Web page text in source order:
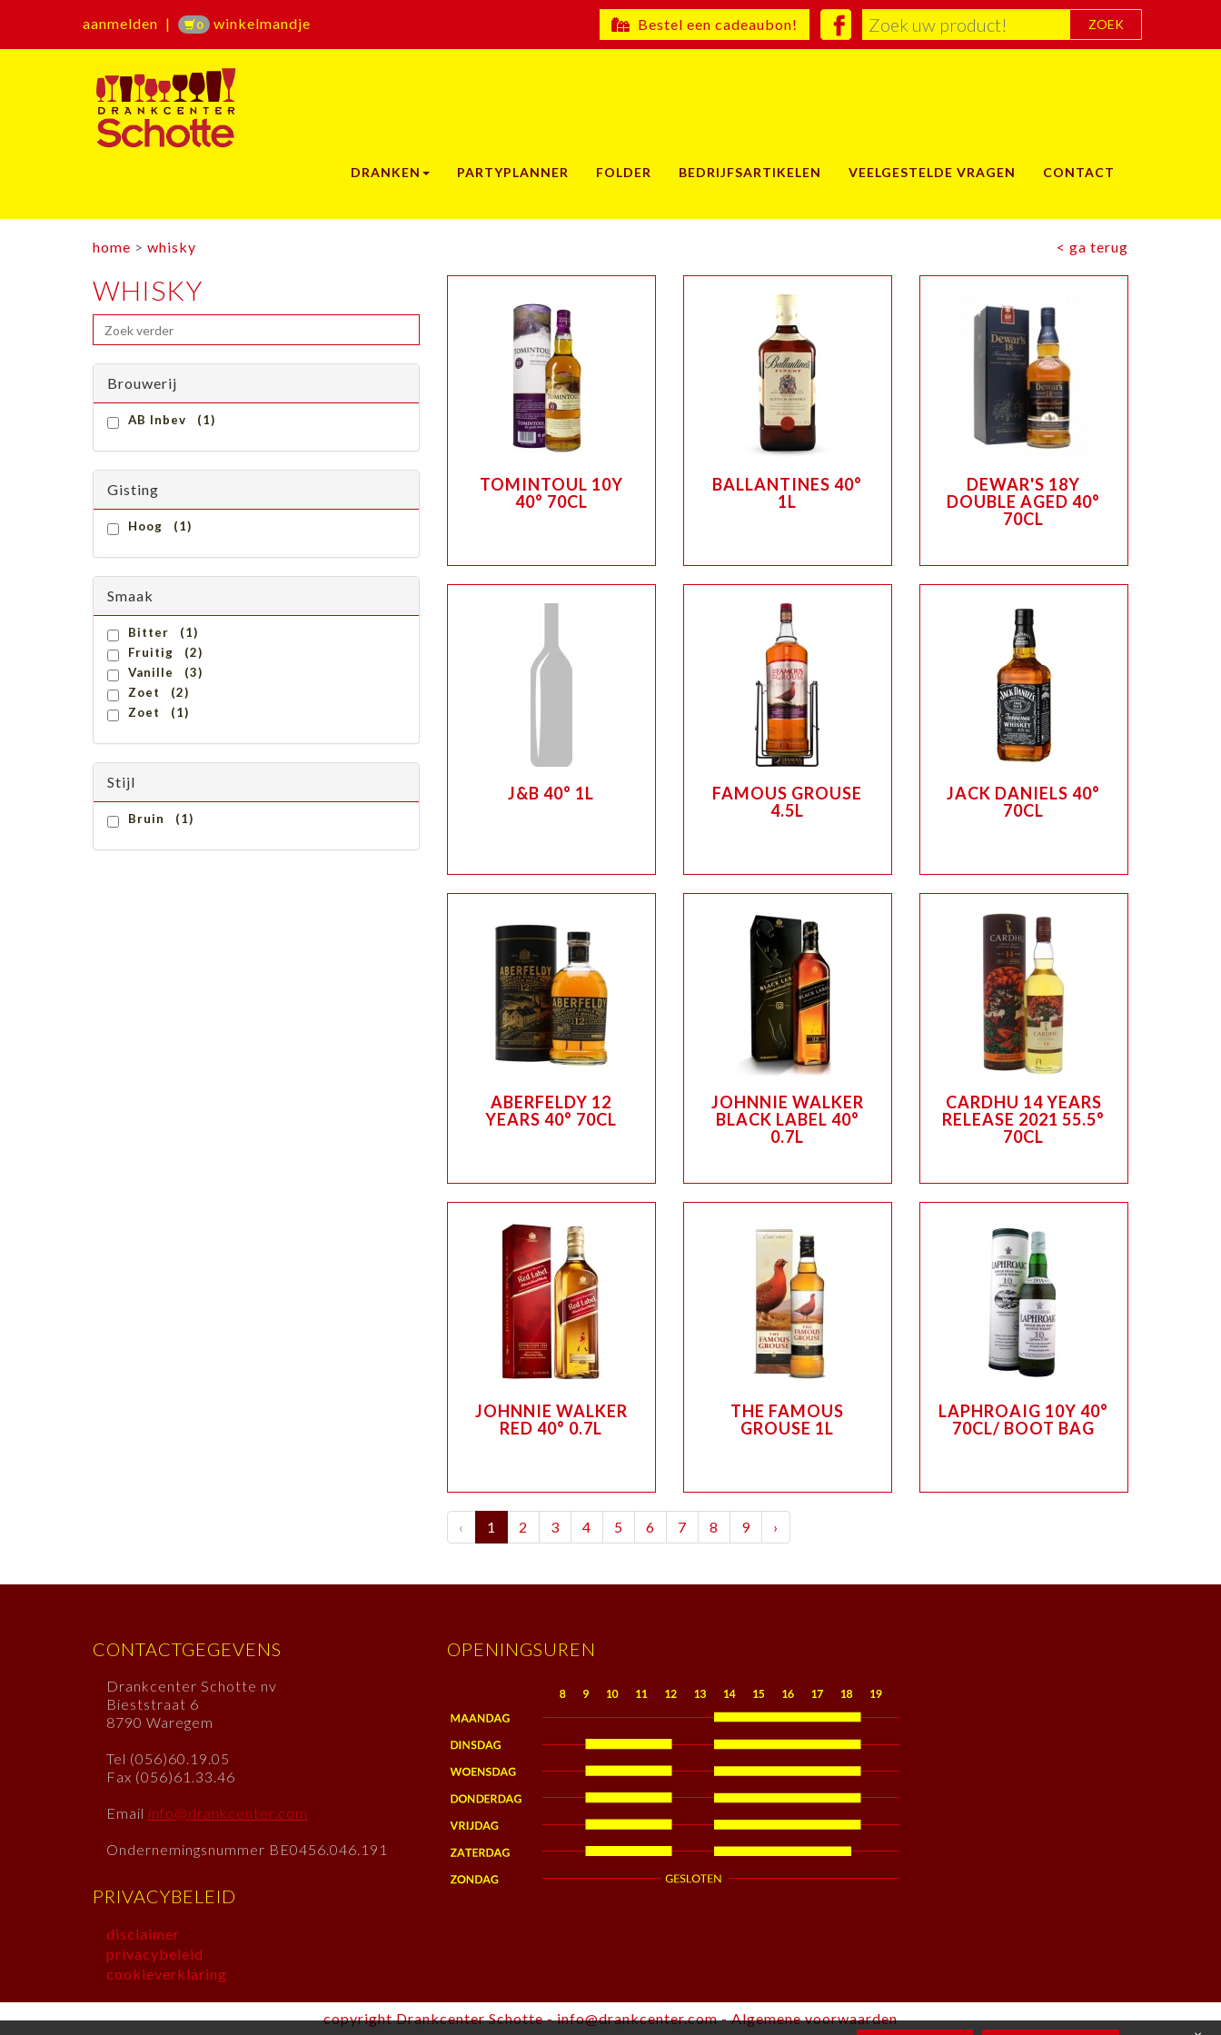
aanmelden | 0 winkelmandje Bestel een cadeaubon! ZOEK
DRANKEN PARTYPLANNER FOLDER BEDRIJFSARTIKELEN VEELGESTELDE VRAGEN CONTACT
home > whisky < ga terug
WHISKY
Brouwerij
AB Inbev (1)
Gisting
Hoog (1)
Smaak
Bitter (1)
Fruitig (2)
Vanille (3)
Zoet (2)
Zoet (1)
Stijl
Bruin (1)
TOMINTOUL 10Y
40° 70CL
BALLANTINES 40°
1L
DEWAR'S 18Y
DOUBLE AGED 40°
70CL
J&B 40° 1L
FAMOUS GROUSE
4.5L
JACK DANIELS 40°
70CL
ABERFELDY 12
YEARS 40° 70CL
JOHNNIE WALKER
BLACK LABEL 40°
0.7L
CARDHU 14 YEARS
RELEASE 2021 55.5°
70CL
JOHNNIE WALKER
RED 40° 0.7L
THE FAMOUS
GROUSE 1L
LAPHROAIG 10Y 40°
70CL/ BOOT BAG
‹ 1 2 3 4 5 6 7 8 9 ›
CONTACTGEGEVENS
Drankcenter Schotte nv
Bieststraat 6
8790 Waregem
Tel (056)60.19.05
Fax (056)61.33.46
Email info@drankcenter.com
Ondernemingsnummer BE0456.046.191
PRIVACYBELEID
disclaimer
privacybeleid
cookieverklaring
OPENINGSUREN
copyright Drankcenter Schotte -info@drankcenter.com-Algemene voorwaarden